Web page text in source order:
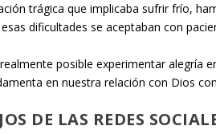
trágica que implicaba sufrir frío,
dificultades se aceptaban con
realmente posible experimentar alegría
en nuestra relación con Dios
DE LAS REDES